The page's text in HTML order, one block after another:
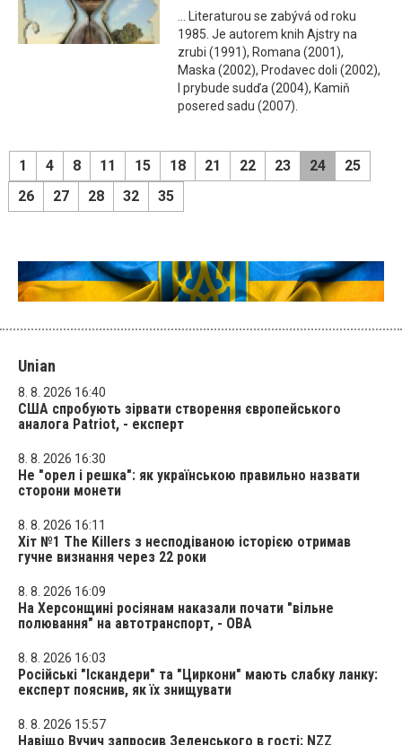
... Literaturou se zabývá od roku
1985. Je autorem knih Ajstry na
zrubi (1991), Romana (2001),
Maska (2002), Prodavec doli (2002),
I prybude sudďa (2004), Kamiň
posered sadu (2007).
1 4 8 11 15 18 21 22 23 24
25
26
27 28 32 35
Unian
8. 8. 2026 16:40
США спробують зірвати створення європейського
аналога Patriot, - експерт
8. 8. 2026 16:30
Не "орел і решка": як українською правильно назвати
сторони монети
8. 8. 2026 16:11
Хіт №1 The Killers з несподіваною історією отримав
гучне визнання через 22 роки
8. 8. 2026 16:09
На Херсонщині росіянам наказали почати "вільне
полювання" на автотранспорт, - ОВА
8. 8. 2026 16:03
Російські "Іскандери" та "Циркони" мають слабку ланку:
експерт пояснив, як їх знищувати
8. 8. 2026 15:57
Навіщо Вучич запросив Зеленського в гості: NZZ